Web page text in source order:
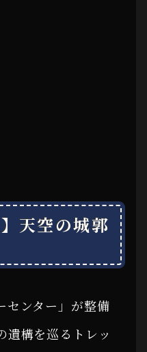
天空の城郭
センター」が整備
遺構を巡るトレッ